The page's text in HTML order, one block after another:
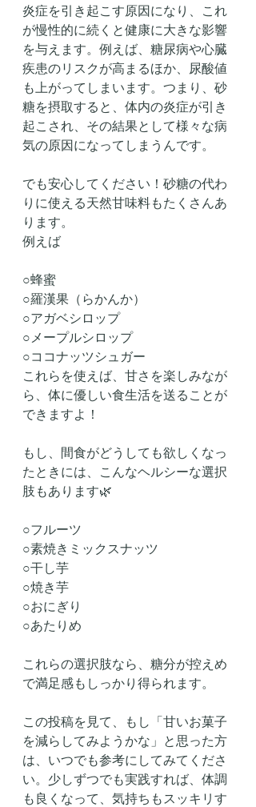
炎症を引き起こす原因になり、これ
が慢性的に続くと健康に大きな影響
を与えます。例えば、糖尿病や心臓
疾患のリスクが高まるほか、尿酸値
も上がってしまいます。つまり、砂
糖を摂取すると、体内の炎症が引き
起こされ、その結果として様々な病
気の原因になってしまうんです。
でも安心してください！砂糖の代わ
りに使える天然甘味料もたくさんあ
ります。
例えば
○蜂蜜
○羅漢果（らかんか）
○アガベシロップ
○メープルシロップ
○ココナッツシュガー
これらを使えば、甘さを楽しみなが
ら、体に優しい食生活を送ることが
できますよ！
もし、間食がどうしても欲しくなっ
たときには、こんなヘルシーな選択
肢もあります🌿
○フルーツ
○素焼きミックスナッツ
○干し芋
○焼き芋
○おにぎり
○あたりめ
これらの選択肢なら、糖分が控えめ
で満足感もしっかり得られます。
この投稿を見て、もし「甘いお菓子
を減らしてみようかな」と思った方
は、いつでも参考にしてみてくださ
い。少しずつでも実践すれば、体調
も良くなって、気持ちもスッキリす